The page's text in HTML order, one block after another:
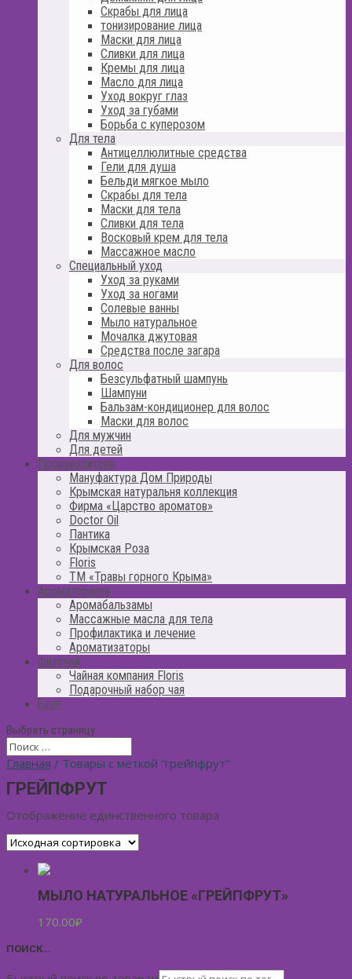
Скрабы для лица
тонизирование лица
Маски для лица
Сливки для лица
Кремы для лица
Масло для лица
Уход вокруг глаз
Уход за губами
Борьба с куперозом
Для тела
Антицеллюлитные средства
Гели для душа
Бельди мягкое мыло
Скрабы для тела
Маски для тела
Сливки для тела
Восковый крем для тела
Массажное масло
Специальный уход
Уход за руками
Уход за ногами
Солевые ванны
Мыло натуральное
Мочалка джутовая
Средства после загара
Для волос
Безсульфатный шампунь
Шампуни
Бальзам-кондиционер для волос
Маски для волос
Для мужчин
Для детей
Производители
Мануфактура Дом Природы
Крымская натуральня коллекция
Фирма «Царство ароматов»
Doctor Oil
Пантика
Крымская Роза
Floris
ТМ «Травы горного Крыма»
Ароматерапия
Аромабальзамы
Массажные масла для тела
Профилактика и лечение
Ароматизаторы
Фиточай
Чайная компания Floris
Подарочный набор чая
Блог
Выбрать страницу
Главная / Товары с меткой “грейпфрут”
ГРЕЙПФРУТ
Отображение единственного товара
МЫЛО НАТУРАЛЬНОЕ «ГРЕЙПФРУТ»
170.00₽
ПОИСК…